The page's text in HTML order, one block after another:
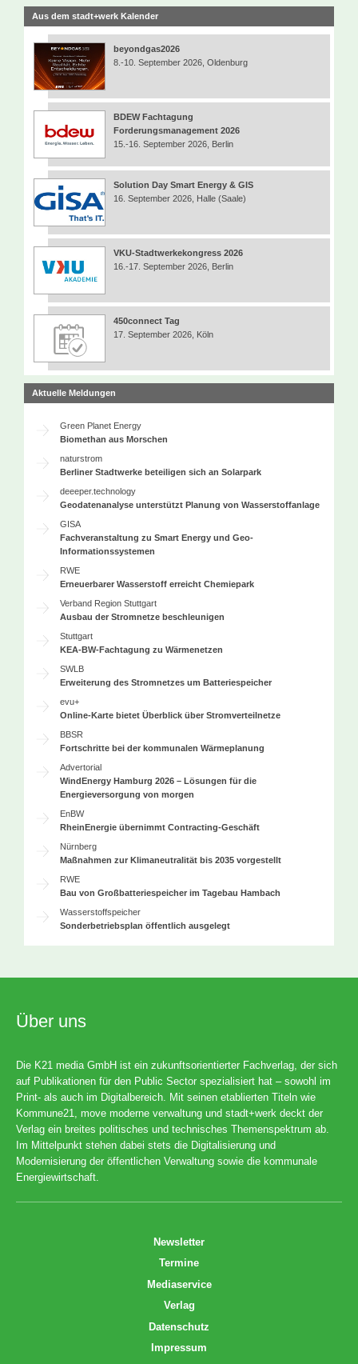
Aus dem stadt+werk Kalender
beyondgas2026
8.-10. September 2026, Oldenburg
BDEW Fachtagung
Forderungsmanagement 2026
15.-16. September 2026, Berlin
Solution Day Smart Energy & GIS
16. September 2026, Halle (Saale)
VKU-Stadtwerkekongress 2026
16.-17. September 2026, Berlin
450connect Tag
17. September 2026, Köln
Aktuelle Meldungen
Green Planet Energy
Biomethan aus Morschen
naturstrom
Berliner Stadtwerke beteiligen sich an Solarpark
deeeper.technology
Geodatenanalyse unterstützt Planung von Wasserstoffanlage
GISA
Fachveranstaltung zu Smart Energy und Geo-
Informationssystemen
RWE
Erneuerbarer Wasserstoff erreicht Chemiepark
Verband Region Stuttgart
Ausbau der Stromnetze beschleunigen
Stuttgart
KEA-BW-Fachtagung zu Wärmenetzen
SWLB
Erweiterung des Stromnetzes um Batteriespeicher
evu+
Online-Karte bietet Überblick über Stromverteilnetze
BBSR
Fortschritte bei der kommunalen Wärmeplanung
Advertorial
WindEnergy Hamburg 2026 – Lösungen für die
Energieversorgung von morgen
EnBW
RheinEnergie übernimmt Contracting-Geschäft
Nürnberg
Maßnahmen zur Klimaneutralität bis 2035 vorgestellt
RWE
Bau von Großbatteriespeicher im Tagebau Hambach
Wasserstoffspeicher
Sonderbetriebsplan öffentlich ausgelegt
Über uns
Die K21 media GmbH ist ein zukunftsorientierter Fachverlag, der sich
auf Publikationen für den Public Sector spezialisiert hat – sowohl im
Print- als auch im Digitalbereich. Mit seinen etablierten Titeln wie
Kommune21, move moderne verwaltung und stadt+werk deckt der
Verlag ein breites politisches und technisches Themenspektrum ab.
Im Mittelpunkt stehen dabei stets die Digitalisierung und
Modernisierung der öffentlichen Verwaltung sowie die kommunale
Energiewirtschaft.
Newsletter
Termine
Mediaservice
Verlag
Datenschutz
Impressum